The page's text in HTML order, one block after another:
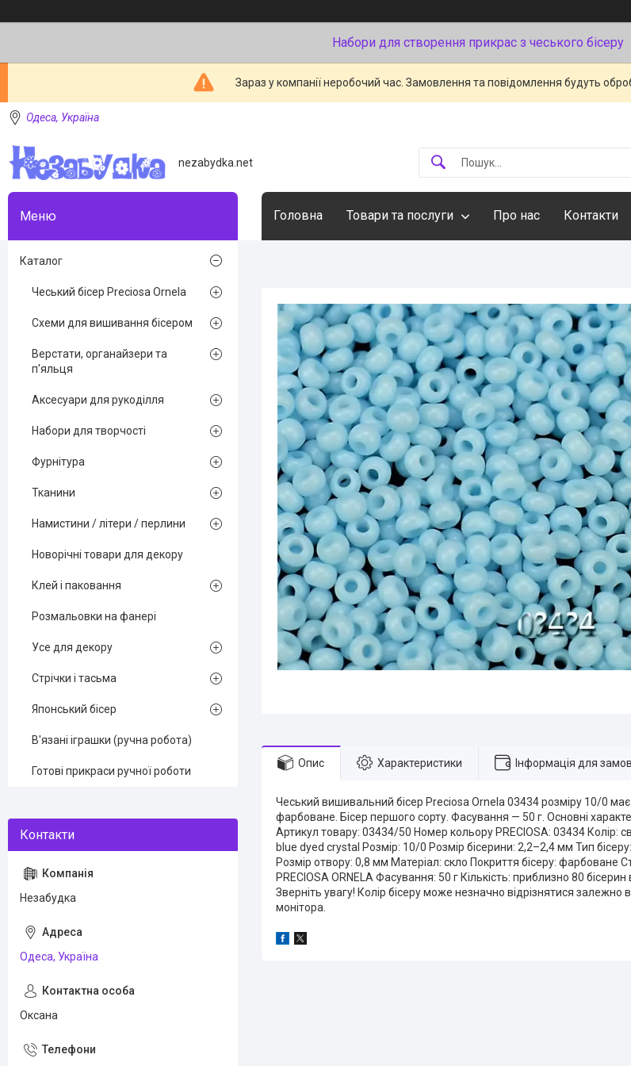
Набори для створення прикрас з чеського бісеру
Зараз у компанії неробочий час. Замовлення та повідомлення будуть
Одеса, Україна
nezabydka.net
Головна Товари та послуги Про нас Контакти
Опис Характеристики Інформація для
Чеський вишивальний бісер Preciosa Ornela 03434 розміру 10/0 має
фарбоване. Бісер першого сорту. Фасування — 50 г. Основні
Артикул товару: 03434/50 Номер кольору PRECIOSA: 03434 Колір:
blue dyed crystal Розмір: 10/0 Розмір бісерини: 2,2–2,4 мм Тип
Розмір отвору: 0,8 мм Матеріал: скло Покриття бісеру: фарбоване
PRECIOSA ORNELA Фасування: 50 г Кількість: приблизно 80
Зверніть увагу! Колір бісеру може незначно відрізнятися
монітора.
Каталог
Чеський бісер Preciosa Ornela
Схеми для вишивання бісером
Верстати, органайзери та
п'яльця
Аксесуари для рукоділля
Набори для творчості
Фурнітура
Тканини
Намистини / літери / перлини
Новорічні товари для декору
Клей і паковання
Розмальовки на фанері
Усе для декору
Стрічки і тасьма
Японський бісер
В'язані іграшки (ручна робота)
Готові прикраси ручної роботи
Незабудка
Одеса, Україна
Оксана